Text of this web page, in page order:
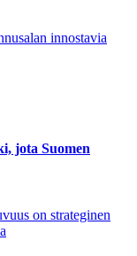
innostavia
jota Suomen
on strateginen